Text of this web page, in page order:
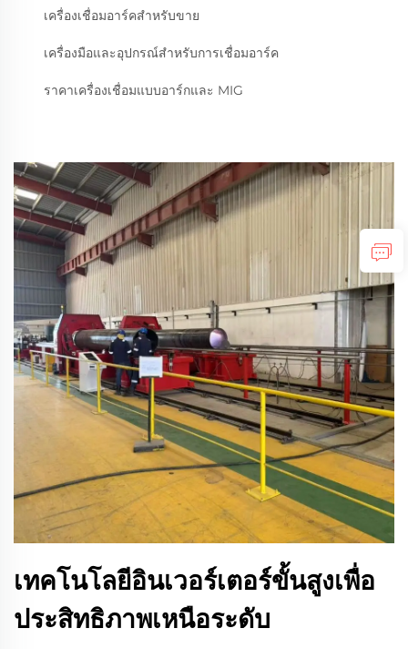
เครื่องเชื่อมอาร์คสำหรับขาย
เครื่องมือและอุปกรณ์สำหรับการเชื่อมอาร์ค
ราคาเครื่องเชื่อมแบบอาร์กและ MIG
เทคโนโลยีอินเวอร์เตอร์ขั้นสูงเพื่อ
ประสิทธิภาพเหนือระดับ